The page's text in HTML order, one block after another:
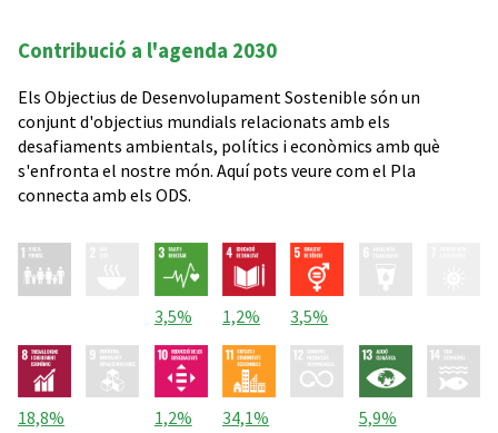
Contribució a l'agenda 2030
Els Objectius de Desenvolupament Sostenible són un
conjunt d'objectius mundials relacionats amb els
desafiaments ambientals, polítics i econòmics amb què
s'enfronta el nostre món. Aquí pots veure com el Pla
connecta amb els ODS.
3,5% 1,2% 3,5%
18,8% 1,2% 34,1% 5,9%